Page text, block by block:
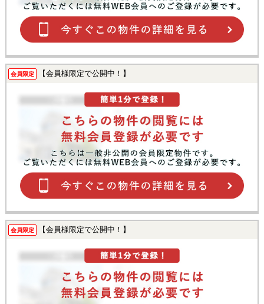
会員限定 【会員様限定で公開中！】
会員限定 【会員様限定で公開中！】